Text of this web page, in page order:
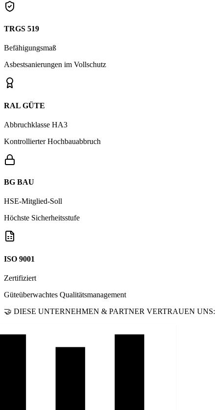
TRGS 519
Befähigungsmaß
Asbestsanierungen im Vollschutz
RAL GÜTE
Abbruchklasse HA3
Kontrollierter Hochbauabbruch
BG BAU
HSE-Mitglied-Soll
Höchste Sicherheitsstufe
ISO 9001
Zertifiziert
Güteüberwachtes Qualitätsmanagement
🤝 DIESE UNTERNEHMEN & PARTNER VERTRAUEN UNS: